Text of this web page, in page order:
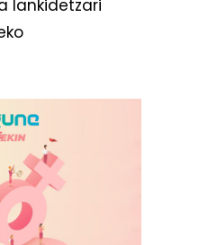
lankidetzari